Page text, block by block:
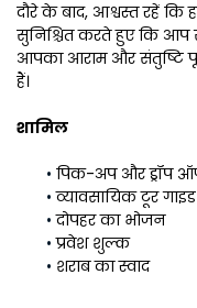
दौरे के बाद, आश्वस्त रहें
सुनिश्चित करते हुए कि आप
आपका आराम और संतुष्टि पूरे
हैं।
शामिल
पिक-अप और ड्रॉप
व्यावसायिक टूर गाइड
दोपहर का भोजन
प्रवेश शुल्क
शराब का स्वाद